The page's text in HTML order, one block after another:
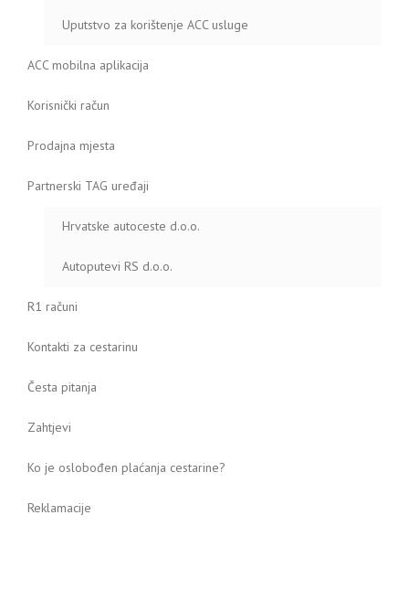
Uputstvo za korištenje ACC usluge
ACC mobilna aplikacija
Korisnički račun
Prodajna mjesta
Partnerski TAG uređaji
Hrvatske autoceste d.o.o.
Autoputevi RS d.o.o.
R1 računi
Kontakti za cestarinu
Česta pitanja
Zahtjevi
Ko je oslobođen plaćanja cestarine?
Reklamacije